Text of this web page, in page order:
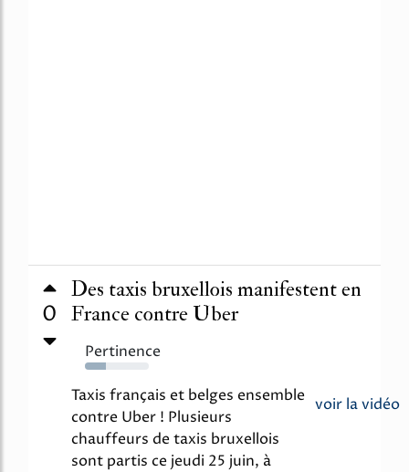
0
Des taxis bruxellois manifestent en
France contre Uber
Pertinence
33%
voir la vidéo
Taxis français et belges ensemble
contre Uber ! Plusieurs
chauffeurs de taxis bruxellois
sont partis ce jeudi 25 juin, à